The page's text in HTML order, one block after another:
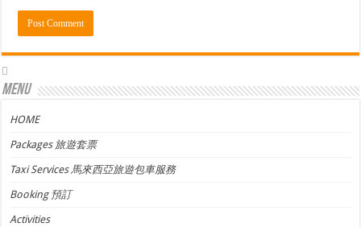
Menu
HOME
Packages 旅遊套票
Taxi Services 馬來西亞旅遊包車服務
Booking 預訂
Activities